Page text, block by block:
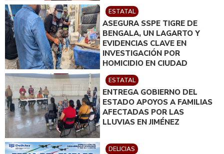
ESTATAL
ASEGURA SSPE TIGRE DE
BENGALA, UN LAGARTO Y
EVIDENCIAS CLAVE EN
INVESTIGACIÓN POR
HOMICIDIO EN CIUDAD
JUÁREZ; EN CATEO
INSTRUIDO POR GILBERTO
LOYA
ESTATAL
ENTREGA GOBIERNO DEL
ESTADO APOYOS A FAMILIAS
AFECTADAS POR LAS
LLUVIAS EN JIMÉNEZ
DELICIAS